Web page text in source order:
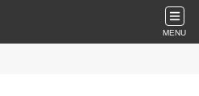
MENU